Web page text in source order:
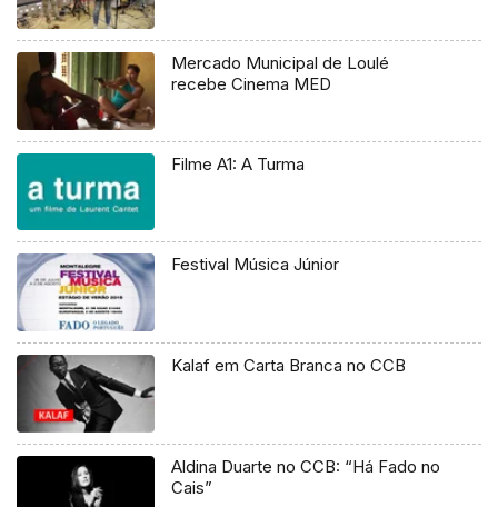
Mercado Municipal de Loulé
recebe Cinema MED
Filme A1: A Turma
Festival Música Júnior
Kalaf em Carta Branca no CCB
Aldina Duarte no CCB: “Há Fado no
Cais”